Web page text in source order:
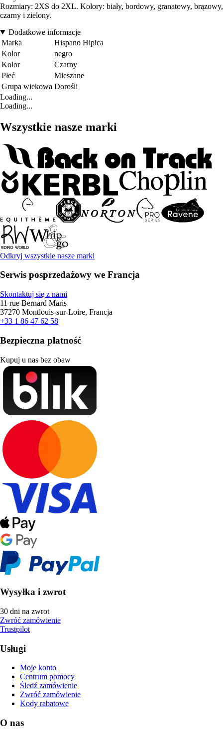
Rozmiary: 2XS do 2XL. Kolory: biały, bordowy, granatowy, brązowy,
czarny i zielony.
Dodatkowe informacje
Marka
Hispano Hipica
Kolor
negro
Kolor
Czarny
Płeć
Mieszane
Grupa wiekowa Dorośli
Loading...
Loading...
Wszystkie nasze marki
Odkryj wszystkie nasze marki
Serwis posprzedażowy we Francja
Skontaktuj się z nami
11 rue Bernard Maris
37270 Montlouis-sur-Loire, Francja
+33 1 86 47 62 58
Bezpieczna płatność
Kupuj u nas bez obaw
Wysyłka i zwrot
30 dni na zwrot
Zwróć zamówienie
Trustpilot
Usługi
Moje konto
Centrum pomocy
Śledź zamówienie
Zwróć zamówienie
Kody rabatowe
O nas